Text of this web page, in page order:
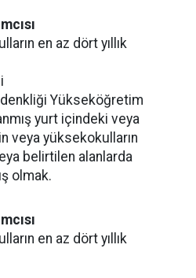
en az dört yıllık
Yükseköğretim
yurt içindeki veya
veya yüksekokulların
belirtilen alanlarda
olmak.
en az dört yıllık